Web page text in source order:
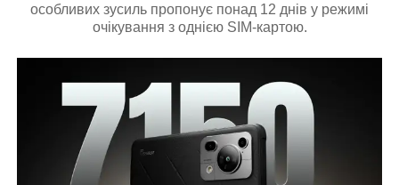
особливих зусиль пропонує понад 12 днів у режимі
очікування з однією SIM-картою.